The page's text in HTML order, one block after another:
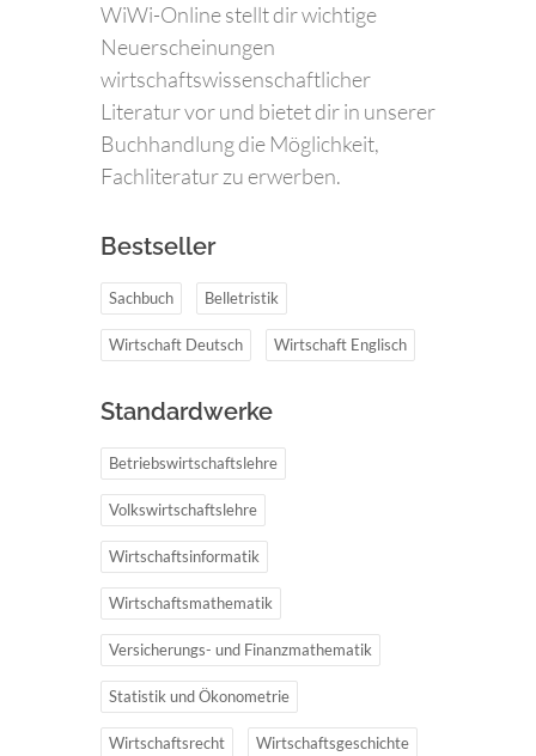
WiWi-Online stellt dir wichtige
Neuerscheinungen
wirtschaftswissenschaftlicher
Literatur vor und bietet dir in unserer
Buchhandlung die Möglichkeit,
Fachliteratur zu erwerben.
Bestseller
Sachbuch Belletristik
Wirtschaft Deutsch Wirtschaft Englisch
Standardwerke
Betriebswirtschaftslehre
Volkswirtschaftslehre
Wirtschaftsinformatik
Wirtschaftsmathematik
Versicherungs- und Finanzmathematik
Statistik und Ökonometrie
Wirtschaftsrecht Wirtschaftsgeschichte